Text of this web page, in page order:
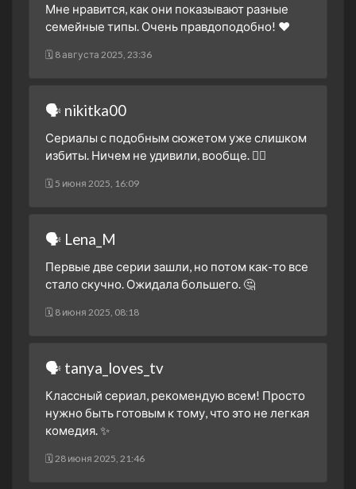
1 сезон 13 серия
9 октября 2024
1 сезон 12 серия
7 октября 2024
1 сезон 10 серия
2 октября 2024
1 сезон 9 серия
30 сентября 2024
1 сезон 7 серия
25 сентября 2024
24 сентября 2024
23 сентября 2024
18 сентября 2024
1 сезон 3 серия
1 сезон 2 серия
Мне нравится, как они показывают разные
семейные типы. Очень правдоподобно! ❤️
🗓 8 августа 2025, 23:36
🗣 nikitka00
Сериалы с подобным сюжетом уже слишком
избиты. Ничем не удивили, вообще. 🤷‍♂️
🗓 5 июня 2025, 16:09
🗣 Lena_M
Первые две серии зашли, но потом как-то все
стало скучно. Ожидала большего. 🤔
🗓 8 июня 2025, 08:18
🗣 tanya_loves_tv
Классный сериал, рекомендую всем! Просто
нужно быть готовым к тому, что это не легкая
комедия. ✨
🗓 28 июня 2025, 21:46